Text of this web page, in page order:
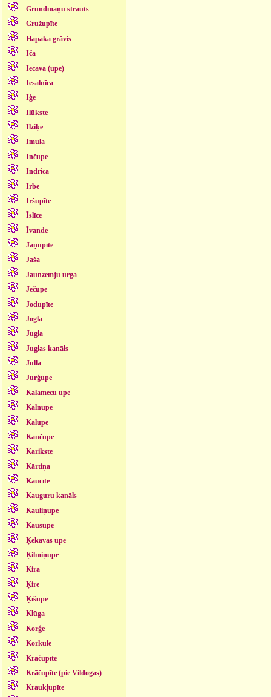
Grundmaņu strauts
Gružupīte
Hapaka grāvis
Iča
Iecava (upe)
Iesalnīca
Iģe
Ilūkste
Ilziķe
Imula
Inčupe
Indrica
Irbe
Iršupīte
Īslīce
Īvande
Jāņupīte
Jaša
Jaunzemju urga
Ječupe
Jodupīte
Jogla
Jugla
Juglas kanāls
Julla
Jurģupe
Kalamecu upe
Kalnupe
Kalupe
Kančupe
Karikste
Kārtiņa
Kaucīte
Kauguru kanāls
Kauliņupe
Kausupe
Ķekavas upe
Ķilmiņupe
Kira
Ķire
Ķīšupe
Klūga
Korģe
Korkule
Krāčupīte
Krāčupīte (pie Vildogas)
Kraukļupīte